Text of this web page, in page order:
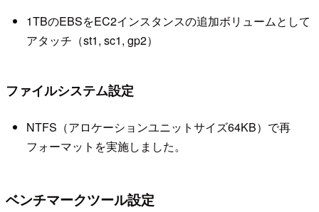
1TBのEBSをEC2インスタンスの追加ボリュームとして
アタッチ（st1, sc1, gp2）
ファイルシステム設定
NTFS（アロケーションユニットサイズ64KB）で再
フォーマットを実施しました。
ベンチマークツール設定